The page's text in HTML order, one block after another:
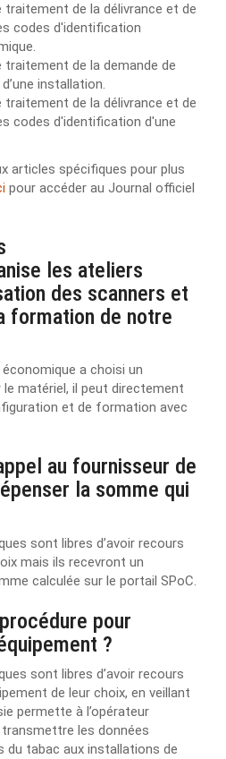
traitement de la délivrance et de
codes d'identification
traitement de la demande de
installation.
traitement de la délivrance et de
codes d'identification d'une
articles spécifiques pour plus
pour accéder au Journal officiel
les ateliers
des scanners et
formation de notre
a choisi un
matériel, il peut directement
et de formation avec
au fournisseur de
la somme qui
sont libres d’avoir recours
mais ils recevront un
calculée sur le portail SPoC.
pour
?
sont libres d’avoir recours
de leur choix, en veillant
permette à l’opérateur
les données
du tabac aux installations de